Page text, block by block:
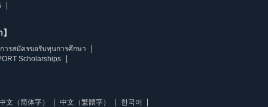
การสมัครขอรับทุนการศึกษา
Scholarships
文（简体字） 中文（繁體字）
한국어